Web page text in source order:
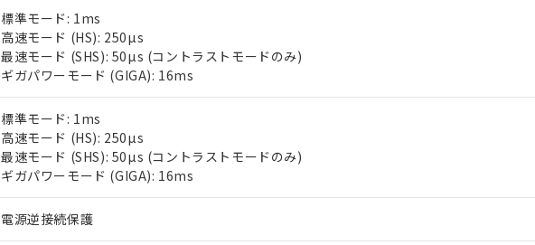
標準モード: 1ms
高速モード (HS): 250µs
最速モード (SHS): 50µs (コントラストモードのみ)
ギガパワーモード (GIGA): 16ms
標準モード: 1ms
高速モード (HS): 250µs
最速モード (SHS): 50µs (コントラストモードのみ)
ギガパワーモード (GIGA): 16ms
電源逆接続保護
ご利用条件
※1 対応状況
対応済み：EU RoHS指令（10物質）の非含有に対応した製品が提供可能な商品です。
対応予定：EU RoHS指令（10物質）の非含有に対応した製品に切り替える予定のある商
対応予定なし：EU RoHS指令（10物質）の非含有に非対応の商品で、対応品を出す予定
調査・確認中：EU RoHS指令（10物質）の非含有の対応状況を調査中または確認中の
非該当品：ライセンス料など無形物で、有害物質有無と関係のない商品です。
※1 中国RoHS○×表